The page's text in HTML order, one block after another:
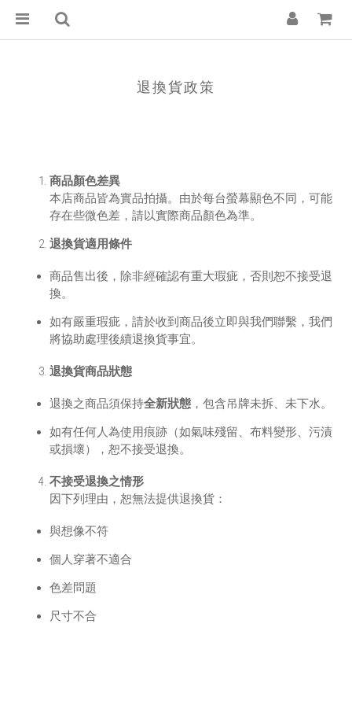
退換貨政策
商品顏色差異
本店商品皆為實品拍攝。由於每台螢幕顯色不同，可能
存在些微色差，請以實際商品顏色為準。
退換貨適用條件
商品售出後，除非經確認有重大瑕疵，否則恕不接受退
換。
如有嚴重瑕疵，請於收到商品後立即與我們聯繫，我們
將協助處理後續退換貨事宜。
退換貨商品狀態
退換之商品須保持全新狀態 ，包含吊牌未拆、未下水。
如有任何人為使用痕跡（如氣味殘留、布料變形、污漬
或損壞），恕不接受退換。
不接受退換之情形
因下列理由，恕無法提供退換貨：
與想像不符
個人穿著不適合
色差問題
尺寸不合